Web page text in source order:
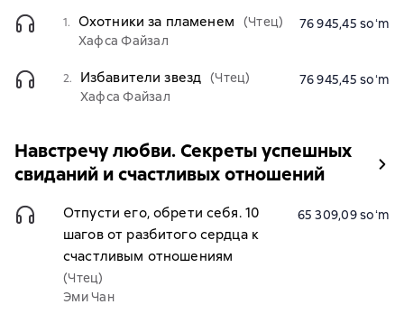
1. Охотники за пламенем
(Чтец)
Хафса Файзал
76 945,45 soʻm
2. Избавители звезд (Чтец)
Хафса Файзал
76 945,45 soʻm
Навстречу любви. Секреты успешных
свиданий и счастливых отношений
Отпусти его, обрети себя. 10
шагов от разбитого сердца к
счастливым отношениям
(Чтец)
Эми Чан
65 309,09 soʻm